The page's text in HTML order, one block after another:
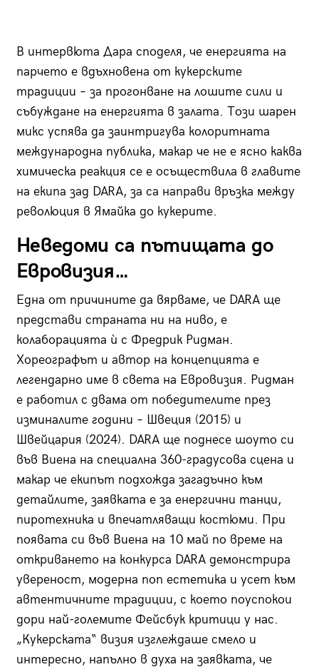
В интервюта Дара споделя, че енергията на
парчето е вдъхновена от кукерските
традиции – за прогонване на лошите сили и
събуждане на енергията в залата. Този шарен
микс успява да заинтригува колоритната
международна публика, макар че не е ясно каква
химическа реакция се е осъществила в главите
на екипа зад DARA, за са направи връзка между
революция в Ямайка до кукерите.
Неведоми са пътищата до
Евровизия…
Една от причините да вярваме, че DARA ще
представи страната ни на ниво, е
колаборацията ѝ с Фредрик Ридман.
Хореографът и автор на концепцията е
легендарно име в света на Евровизия. Ридман
е работил с двама от победителите през
изминалите години – Швеция (2015) и
Швейцария (2024). DARA ще поднесе шоуто си
във Виена на специална 360-градусова сцена и
макар че екипът подхожда загадъчно към
детайлите, заявката е за енергични танци,
пиротехника и впечатляващи костюми. При
появата си във Виена на 10 май по време на
откриването на конкурса DARA демонстрира
увереност, модерна поп естетика и усет към
автентичните традиции, с което поуспокои
дори най-големите Фейсбук критици у нас.
„Кукерската“ визия изглеждаше смело и
интересно, напълно в духа на заявката, че